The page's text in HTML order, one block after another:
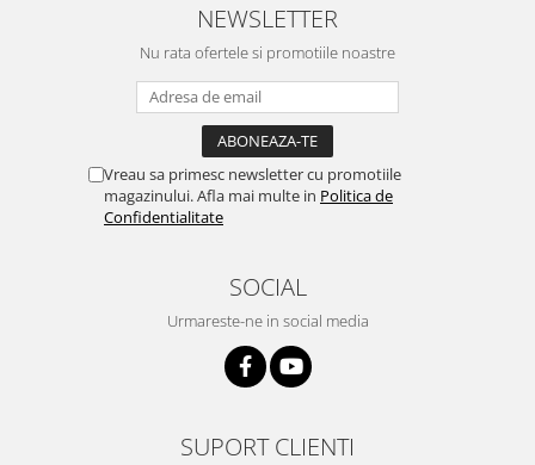
NEWSLETTER
Nu rata ofertele si promotiile noastre
Vreau sa primesc newsletter cu promotiile
magazinului. Afla mai multe in Politica de
Confidentialitate
SOCIAL
Urmareste-ne in social media
SUPORT CLIENTI